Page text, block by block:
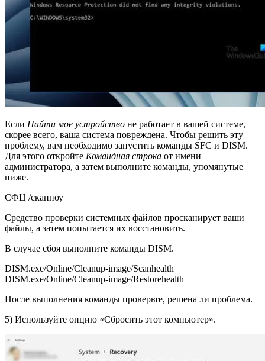
Если Найти мое устройство не работает в вашей системе,
скорее всего, ваша система повреждена. Чтобы решить эту
проблему, вам необходимо запустить команды SFC и DISM.
Для этого откройте Командная строка от имени
администратора, а затем выполните команды, упомянутые
ниже.
СФЦ /сканноу
Средство проверки системных файлов просканирует ваши
файлы, а затем попытается их восстановить.
В случае сбоя выполните команды DISM.
DISM.exe/Online/Cleanup-image/Scanhealth
DISM.exe/Online/Cleanup-image/Restorehealth
После выполнения команды проверьте, решена ли проблема.
5) Используйте опцию «Сбросить этот компьютер».